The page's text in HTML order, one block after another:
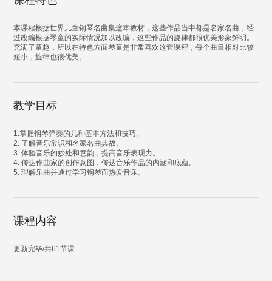
本课程根据世界儿童钢琴名曲集这本教材，这些作品当中都是名家名曲，经
过改编根据琴童的实际情况加以改编，这些作品的旋律都很优美形象鲜明。
充满了童趣，所以在特色方面琴童是非常喜欢这套课程，每个曲目相对比较
短小，旋律也很优美。
教学目标
1.掌握钢琴弹奏的几种基本方法和技巧。
2. 了解音乐常识和名家名曲典故。
3. 体验音乐的妙处和意韵，提高音乐表现力。
4. 传达作曲家的创作意图，传达音乐作品的内涵和底蕴。
5. 理解乐曲并通过学习钢琴而热爱音乐。
课程内容
更新完毕/共61节课